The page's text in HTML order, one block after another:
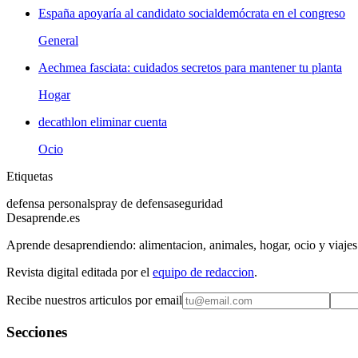
España apoyaría al candidato socialdemócrata en el congreso
General
Aechmea fasciata: cuidados secretos para mantener tu planta
Hogar
decathlon eliminar cuenta
Ocio
Etiquetas
defensa personalspray de defensaseguridad
Desaprende.es
Aprende desaprendiendo: alimentacion, animales, hogar, ocio y
Revista digital editada por el equipo de redaccion.
Recibe nuestros articulos por email
Secciones